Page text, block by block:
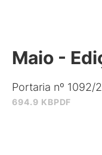
694.9 KBPDF
Maio -
Portaria nº 1092/